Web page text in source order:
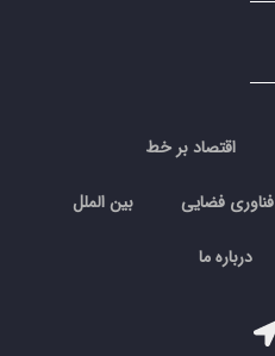
اقتصاد بر خط
فناوری فضایی بین الملل
درباره ما